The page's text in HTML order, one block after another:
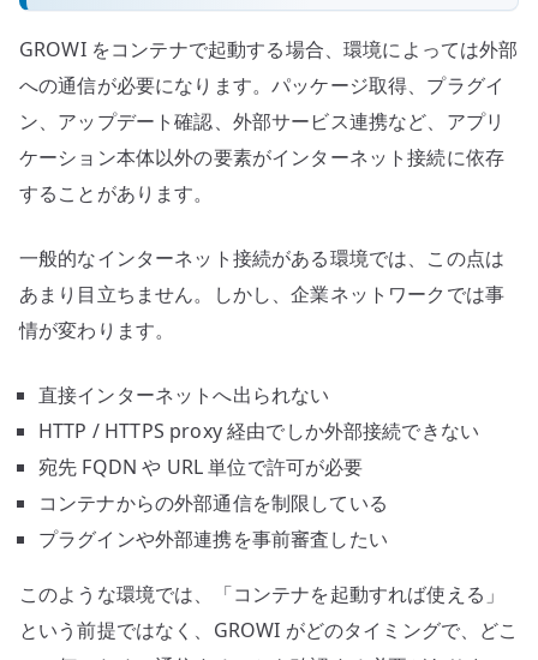
GROWI をコンテナで起動する場合、環境によっては外部
への通信が必要になります。パッケージ取得、プラグイ
ン、アップデート確認、外部サービス連携など、アプリ
ケーション本体以外の要素がインターネット接続に依存
することがあります。
一般的なインターネット接続がある環境では、この点は
あまり目立ちません。しかし、企業ネットワークでは事
情が変わります。
直接インターネットへ出られない
HTTP / HTTPS proxy 経由でしか外部接続できない
宛先 FQDN や URL 単位で許可が必要
コンテナからの外部通信を制限している
プラグインや外部連携を事前審査したい
このような環境では、「コンテナを起動すれば使える」
という前提ではなく、GROWI がどのタイミングで、どこ